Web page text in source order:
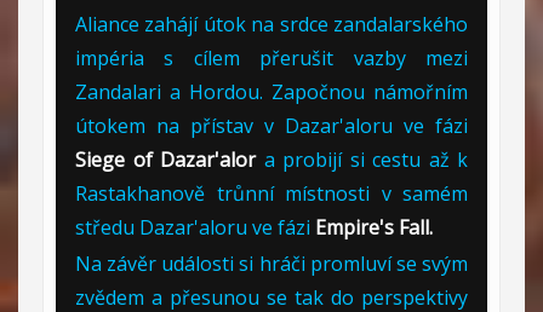
Aliance zahájí útok na srdce zandalarského
impéria s cílem přerušit vazby mezi
Zandalari a Hordou. Započnou námořním
útokem na přístav v Dazar'aloru ve fázi
Siege of Dazar'alora probijí si cestu až k
Rastakhanově trůnní místnosti v samém
středu Dazar'aloru ve fázi Empire's Fall.
Na závěr události si hráči promluví se svým
zvědem a přesunou se tak do perspektivy